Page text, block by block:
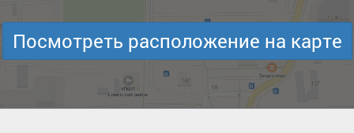
Посмотреть расположение на карте